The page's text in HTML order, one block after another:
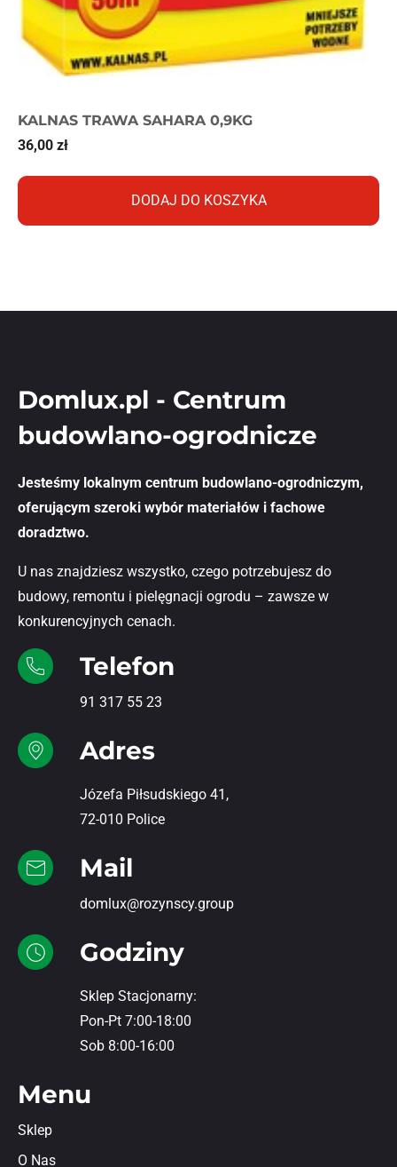
KALNAS TRAWA SAHARA 0,9KG
36,00 zł
DODAJ DO KOSZYKA
Domlux.pl - Centrum
budowlano-ogrodnicze
Jesteśmy lokalnym centrum budowlano-ogrodniczym,
oferującym szeroki wybór materiałów i fachowe
doradztwo.
U nas znajdziesz wszystko, czego potrzebujesz do
budowy, remontu i pielęgnacji ogrodu – zawsze w
konkurencyjnych cenach.
Telefon
91 317 55 23
Adres
Józefa Piłsudskiego 41,
72-010 Police
Mail
domlux@rozynscy.group
Godziny
Sklep Stacjonarny:
Pon-Pt 7:00-18:00
Sob 8:00-16:00
Menu
Sklep
O Nas